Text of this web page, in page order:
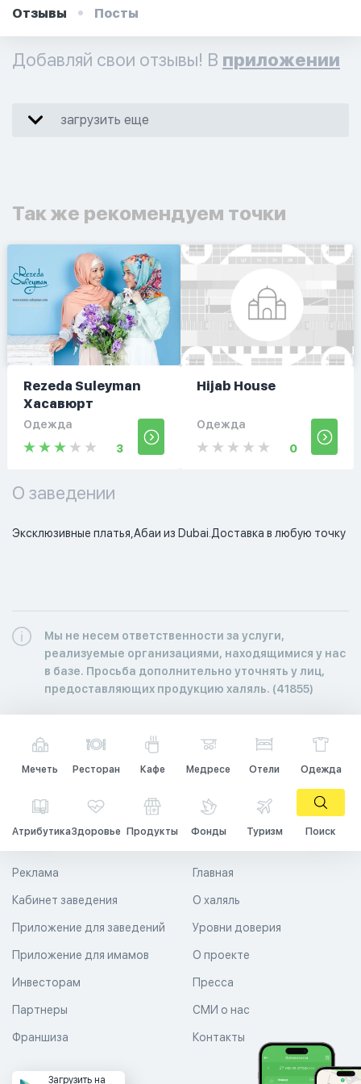
Отзывы Посты
Добавляй свои отзывы! В приложении
загрузить еще
Так же рекомендуем точки
Rezeda Suleyman
Хасавюрт
Одежда
3
Hijab House
Одежда
0
О заведении
Эксклюзивные платья,Абаи из Dubai.Доставка в любую точку
Мы не несем ответственности за услуги,
реализуемые организациями, находящимися у нас
в базе. Просьба дополнительно уточнять у лиц,
предоставляющих продукцию халяль. (41855)
Мечеть Ресторан Кафе Медресе Отели Одежда
АтрибутикаЗдоровье Продукты Фонды Туризм Поиск
Главная
О халяль
Уровни доверия
Реклама
Кабинет заведения
Приложение для заведений
Приложение для имамов О проекте
Пресса
СМИ о нас
Контакты
Инвесторам
Партнеры
Франшиза
Загрузить на